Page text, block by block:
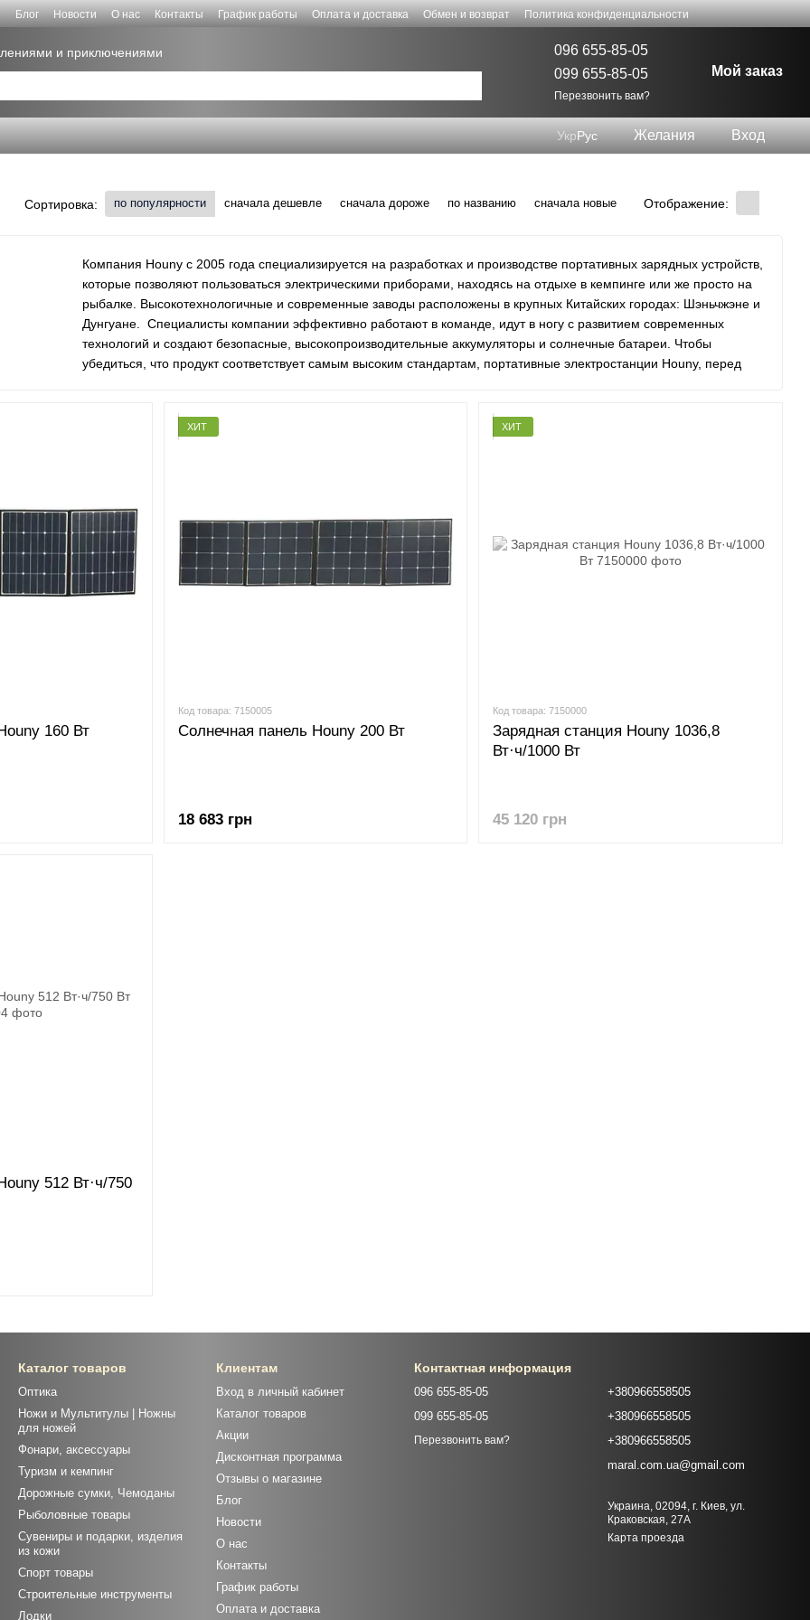
Блог Новости О нас Контакты График работы Оплата и доставка Обмен и возврат
Политика конфиденциальности
и приключениями
096 655-85-05
099 655-85-05
Перезвонить вам?
Мой заказ
УкрРус Желания Вход
Сортировка: по популярности сначала дешевле сначала дороже по названию сначала новые Отображение:
Компания Houny с 2005 года специализируется на разработках и производстве портативных зарядных устройств,
которые позволяют пользоваться электрическими приборами, находясь на отдыхе в кемпинге или же просто на
рыбалке. Высокотехнологичные и современные заводы расположены в крупных Китайских городах: Шэньчжэне и
Дунгуане. Специалисты компании эффективно работают в команде, идут в ногу с развитием современных
технологий и создают безопасные, высокопроизводительные аккумуляторы и солнечные батареи. Чтобы
убедиться, что продукт соответствует самым высоким стандартам, портативные электростанции Houny, перед
160 Вт
ХИТ
Код товара: 7150005
Солнечная панель Houny 200 Вт
18 683 грн
ХИТ
Код товара: 7150000
Зарядная станция Houny 1036,8
Вт·ч/1000 Вт
45 120 грн
512 Вт·ч/750
Каталог товаров
Оптика
Ножи и Мультитулы | Ножны
для ножей
Фонари, аксессуары
Туризм и кемпинг
Дорожные сумки, Чемоданы
Рыболовные товары
Сувениры и подарки, изделия
из кожи
Спорт товары
Строительные инструменты
Лодки
Клиентам
Вход в личный кабинет
Каталог товаров
Акции
Дисконтная программа
Отзывы о магазине
Блог
Новости
О нас
Контакты
График работы
Оплата и доставка
Контактная информация
096 655-85-05
099 655-85-05
Перезвонить вам?
+380966558505
+380966558505
+380966558505
maral.com.ua@gmail.com
Украина, 02094, г. Киев, ул.
Краковская, 27А
Карта проезда